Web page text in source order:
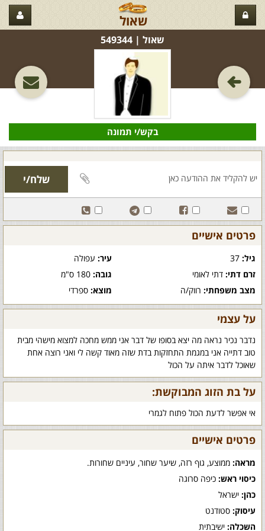
שאול
שאול‏ | 549344
בקש/י תמונה
פרטים אישיים
גיל: עיר:עפולה
זרם דתי: דתי לאומי גובה:180 ס"מ
מצב משפחתי: רווק/ה מוצא:ספרדי
על עצמי
נדבר נכיר נראה מה יצא בסופו של דבר אני ממש מחכה למצוא מישהי מבית
טוב דתייה אני במגמת התחזקות בדת שזה מאוד קשה לי ואני רוצה אחת
שאוכל לדבר איתה על הכול
על בת הזוג המבוקשת:
אי אפשר לדעת הכול פתוח לגמרי
פרטים אישיים
מראה: ממוצע, גוף רזה, שיער שחור, עיניים שחורות.
כיסוי ראש: כיפה סרוגה
כהן: ישראל
עיסוק: סטודנט
השכלה: ישיבתית